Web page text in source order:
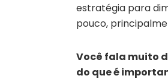
estratégia para
pouco,
Você fala muito
do que é